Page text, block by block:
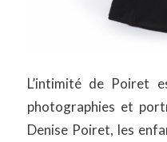
L’intimité de Poiret
photographies et
Denise Poiret, les